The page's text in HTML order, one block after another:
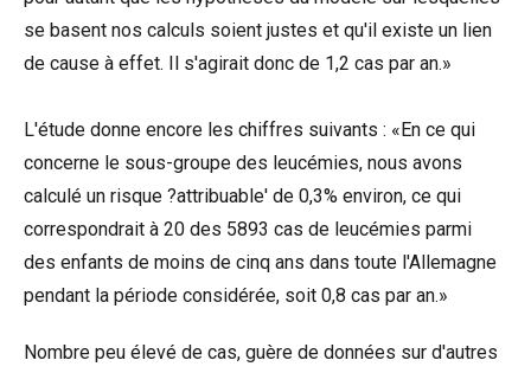
se basent nos calculs soient justes et qu'il existe un lien
de cause à effet. Il s'agirait donc de 1,2 cas par an.»
L'étude donne encore les chiffres suivants : «En ce qui
concerne le sous-groupe des leucémies, nous avons
calculé un risque ?attribuable' de 0,3% environ, ce qui
correspondrait à 20 des 5893 cas de leucémies parmi
des enfants de moins de cinq ans dans toute l'Allemagne
pendant la période considérée, soit 0,8 cas par an.»
Nombre peu élevé de cas, guère de données sur d'autres